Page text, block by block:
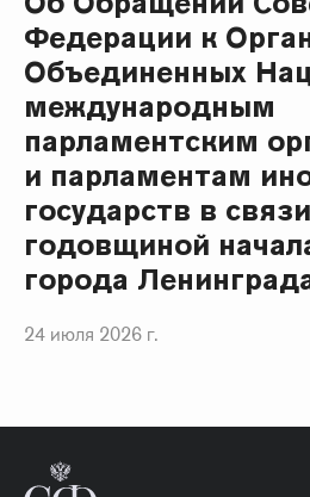
Федерации к
Объединенных
международным
парламентским
и парламентам
государств в
годовщиной
города
24 июля 2026 г.